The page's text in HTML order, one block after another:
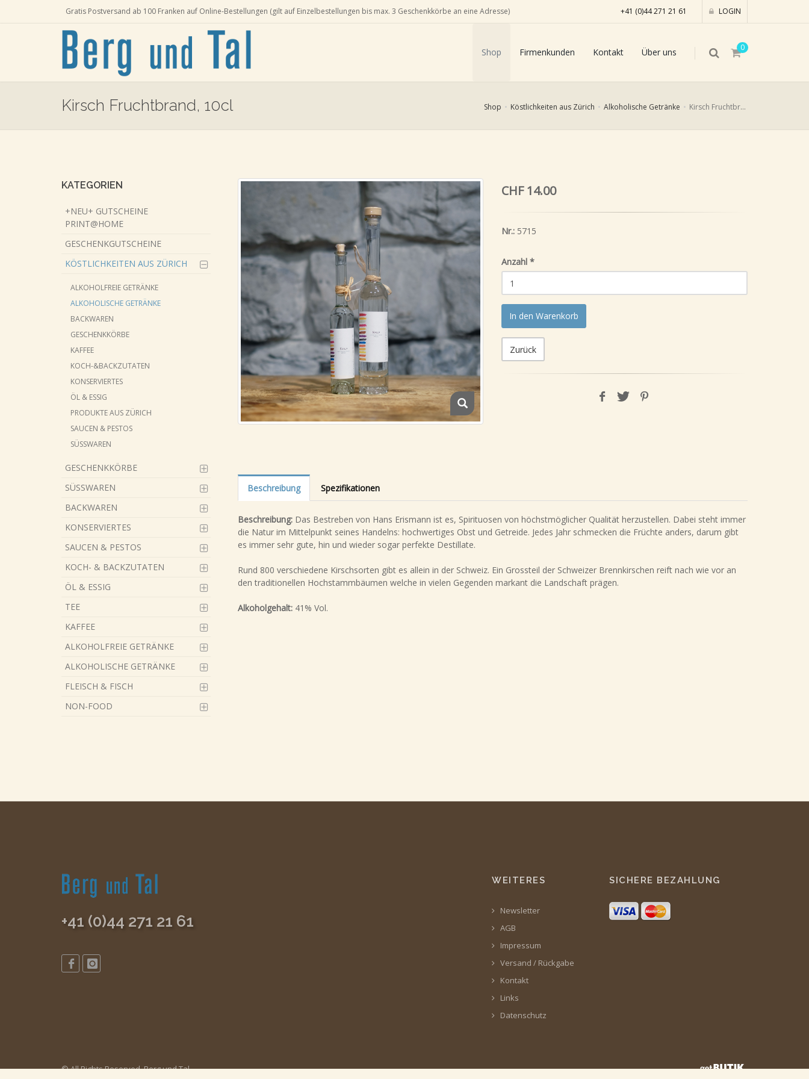
+41 (0)44 271 21 61 LOGIN
Gratis Postversand ab 100 Franken auf Online-Bestellungen (gilt auf Einzelbestellungen bis max. 3 Geschenkkörbe an eine Adresse)
0
Shop Firmenkunden Kontakt Über uns
Kirsch Fruchtbrand, 10cl Shop Köstlichkeiten aus Zürich Alkoholische Getränke Kirsch Fruchtbrand, 10cl
KATEGORIEN
+NEU+ GUTSCHEINE
PRINT@HOME
GESCHENKGUTSCHEINE
KÖSTLICHKEITEN AUS ZÜRICH
ALKOHOLFREIE GETRÄNKE
ALKOHOLISCHE GETRÄNKE
BACKWAREN
GESCHENKKÖRBE
KAFFEE
KOCH-&BACKZUTATEN
KONSERVIERTES
ÖL & ESSIG
PRODUKTE AUS ZÜRICH
SAUCEN & PESTOS
SÜSSWAREN
GESCHENKKÖRBE
SÜSSWAREN
BACKWAREN
KONSERVIERTES
SAUCEN & PESTOS
KOCH- & BACKZUTATEN
ÖL & ESSIG
TEE
KAFFEE
ALKOHOLFREIE GETRÄNKE
ALKOHOLISCHE GETRÄNKE
FLEISCH & FISCH
NON-FOOD
CHF 14.00
Nr.: 5715
Anzahl *
In den Warenkorb
Zurück
Beschreibung Spezifikationen
Beschreibung: Das Bestreben von Hans Erismann ist es, Spirituosen von höchstmöglicher Qualität herzustellen. Dabei steht immer
die Natur im Mittelpunkt seines Handelns: hochwertiges Obst und Getreide. Jedes Jahr schmecken die Früchte anders, darum gibt
es immer sehr gute, hin und wieder sogar perfekte Destillate.
Rund 800 verschiedene Kirschsorten gibt es allein in der Schweiz. Ein Grossteil der Schweizer Brennkirschen reift nach wie vor an
den traditionellen Hochstammbäumen welche in vielen Gegenden markant die Landschaft prägen.
Alkoholgehalt: 41% Vol.
+41 (0)44 271 21 61
WEITERES
Newsletter
AGB
Impressum
Versand / Rückgabe
Kontakt
Links
Datenschutz
SICHERE BEZAHLUNG
© All Rights Reserved, Berg und Tal